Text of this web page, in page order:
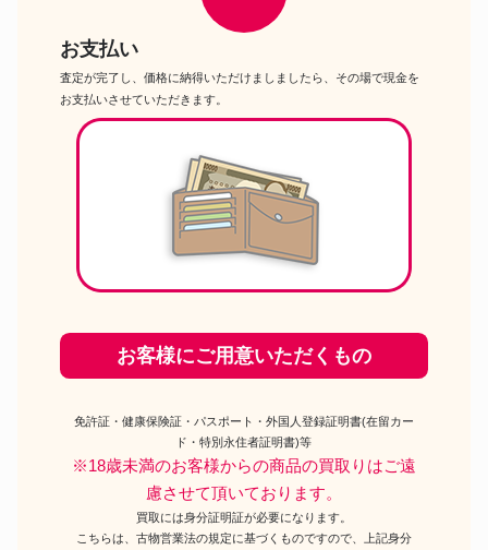
お支払い
査定が完了し、価格に納得いただけましましたら、その場で現金を
お支払いさせていただきます。
お客様にご用意いただくもの
免許証・健康保険証・パスポート・外国人登録証明書(在留カー
ド・特別永住者証明書)等
※18歳未満のお客様からの商品の買取りはご遠
慮させて頂いております。
買取には身分証明証が必要になります。
こちらは、古物営業法の規定に基づくものですので、上記身分